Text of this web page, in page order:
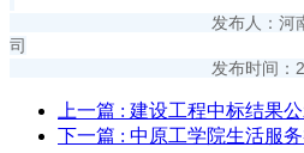
发布人：河南省至诚招
司
发布时间：2019年
上一篇 : 建设工程中标结果
下一篇 : 中原工学院生活服